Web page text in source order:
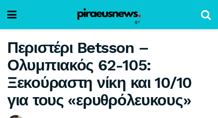
Περιστέρι Betsson –
Ολυμπιακός 62-105:
Ξεκούραστη νίκη και 10/10
για τους «ερυθρόλευκους»